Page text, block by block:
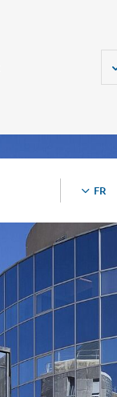
FR